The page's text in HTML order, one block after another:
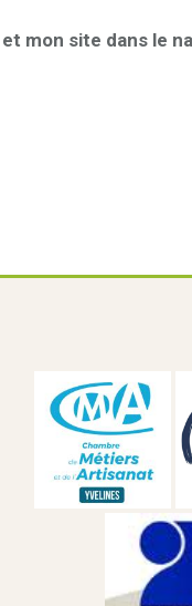
mon site dans le